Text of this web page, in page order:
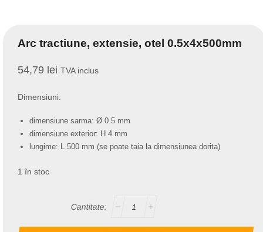
Arc tractiune, extensie, otel 0.5x4x500mm
54,79 lei TVA inclus
Dimensiuni:
dimensiune sarma: Ø 0.5 mm
dimensiune exterior: H 4 mm
lungime: L 500 mm (se poate taia la dimensiunea dorita)
1 în stoc